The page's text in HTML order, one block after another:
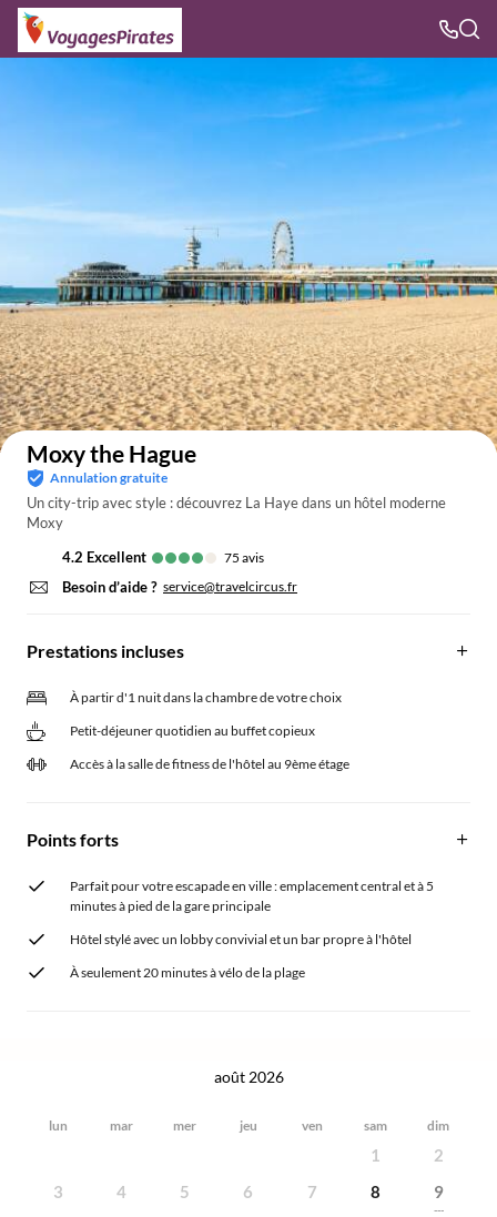
Voir sur la carte
Moxy the Hague
Annulation gratuite
Un city-trip avec style : découvrez La Haye dans un hôtel moderne
Moxy
4.2
excellent 75 avis
Besoin d’aide ? service@travelcircus.fr
Prestations incluses
À partir d'1 nuit dans la chambre de votre choix
Petit-déjeuner quotidien au buffet copieux
Accès à la salle de fitness de l'hôtel au 9ème étage
Points forts
Parfait pour votre escapade en ville : emplacement central et à 5
minutes à pied de la gare principale
Hôtel stylé avec un lobby convivial et un bar propre à l'hôtel
À seulement 20 minutes à vélo de la plage
août 2026
lun mar mer jeu ven sam dim
1
2
3
4 5 6 7 8 9
---